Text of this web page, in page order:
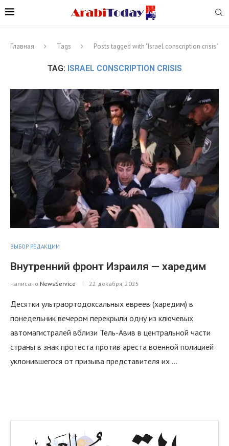
Главная Tags Posts tagged with "Israel conscription crisis"
TAG: ISRAEL CONSCRIPTION CRISIS
ВЫБОР РЕДАКЦИИ
Внутренний фронт Израиля — харедим
написано NewsService 22 декабря, 2025
Десятки ультраортодоксальных евреев (харедим) в
понедельник вечером перекрыли одну из ключевых
автомагистралей вблизи Тель-Авив в центральной части
страны в знак протеста против ареста военной полицией
уклонившегося от призыва представителя их …